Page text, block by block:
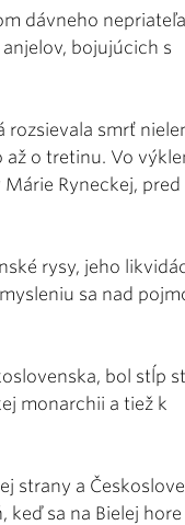
dávneho nepriateľa
bojujúcich s
rozsievala smrť
o tretinu. Vo
Ryneckej,
rysy, jeho
sa nad
bol stĺp
monarchii a tiež k
strany a
sa na Bielej